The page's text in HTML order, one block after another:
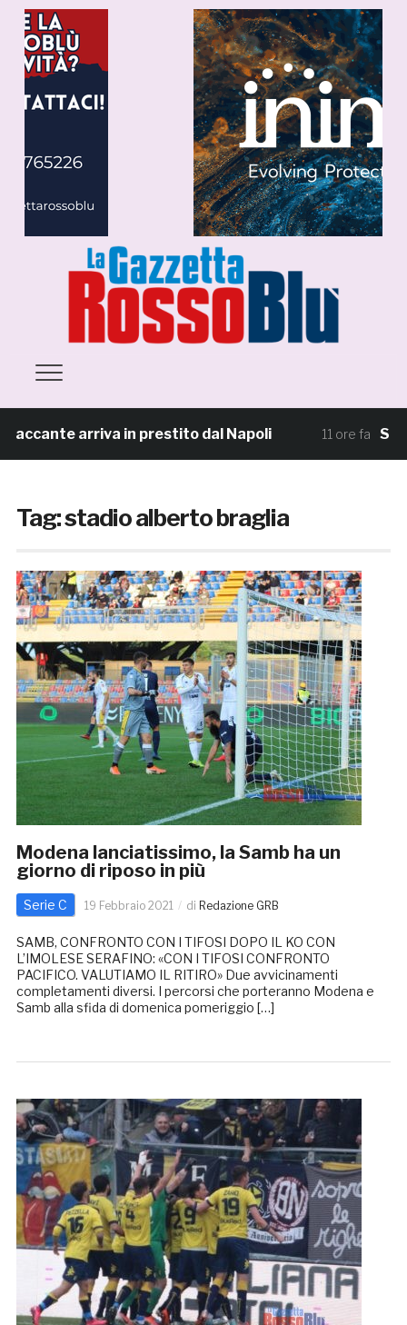
arriva in prestito dal Napoli 11 ore fa Samb, la
Tag:stadio alberto braglia
Modena lanciatissimo, la Samb ha un
giorno di riposo in più
Serie C 19 Febbraio 2021 di Redazione GRB
SAMB, CONFRONTO CON I TIFOSI DOPO IL KO CON
L’IMOLESE SERAFINO: «CON I TIFOSI CONFRONTO
PACIFICO. VALUTIAMO IL RITIRO» Due avvicinamenti
completamenti diversi. I percorsi che porteranno Modena e
Samb alla sfida di domenica pomeriggio […]